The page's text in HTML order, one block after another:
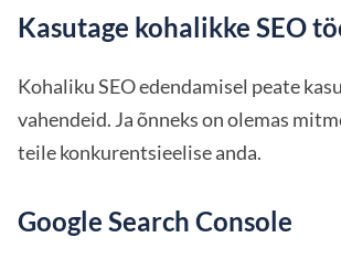
Kasutage kohalikke SEO
Kohaliku SEO edendamisel peate
vahendeid. Ja õnneks on olemas
teile konkurentsieelise anda.
Google Search Console